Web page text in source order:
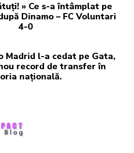
» Ce s-a întâmplat pe
Dinamo – FC Voluntari
4-0
Madrid l-a cedat pe Gata,
record de transfer în
națională.